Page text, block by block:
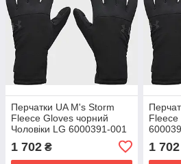
Перчатки UA M's Storm
Fleece Gloves чорний
Чоловіки LG 6000391-001
1 702 ₴
Fleece
1 702